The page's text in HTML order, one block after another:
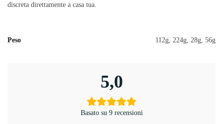
discreta direttamente a casa tua.
Peso 112g, 224g, 28g, 56g
5,0
Basato su 9 recensioni